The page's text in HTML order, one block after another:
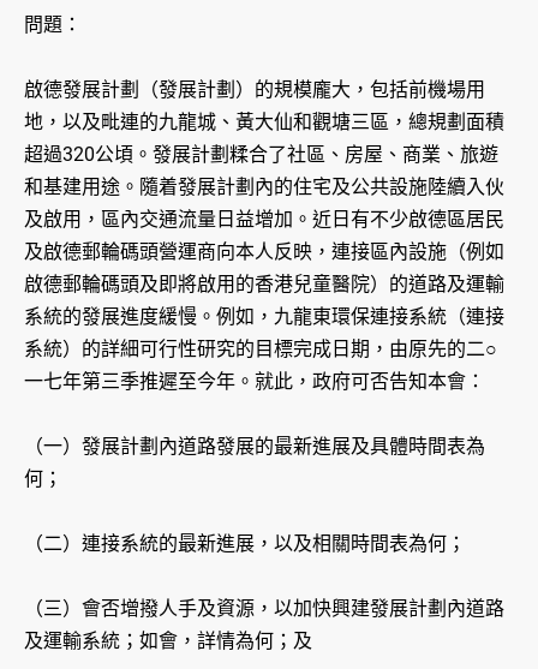
問題：
啟德發展計劃（發展計劃）的規模龐大，包括前機場用
地，以及毗連的九龍城、黃大仙和觀塘三區，總規劃面積
超過320公頃。發展計劃糅合了社區、房屋、商業、旅遊
和基建用途。隨着發展計劃內的住宅及公共設施陸續入伙
及啟用，區內交通流量日益增加。近日有不少啟德區居民
及啟德郵輪碼頭營運商向本人反映，連接區內設施（例如
啟德郵輪碼頭及即將啟用的香港兒童醫院）的道路及運輸
系統的發展進度緩慢。例如，九龍東環保連接系統（連接
系統）的詳細可行性研究的目標完成日期，由原先的二○
一七年第三季推遲至今年。就此，政府可否告知本會：
（一）發展計劃內道路發展的最新進展及具體時間表為
何；
（二）連接系統的最新進展，以及相關時間表為何；
（三）會否增撥人手及資源，以加快興建發展計劃內道路
及運輸系統；如會，詳情為何；及